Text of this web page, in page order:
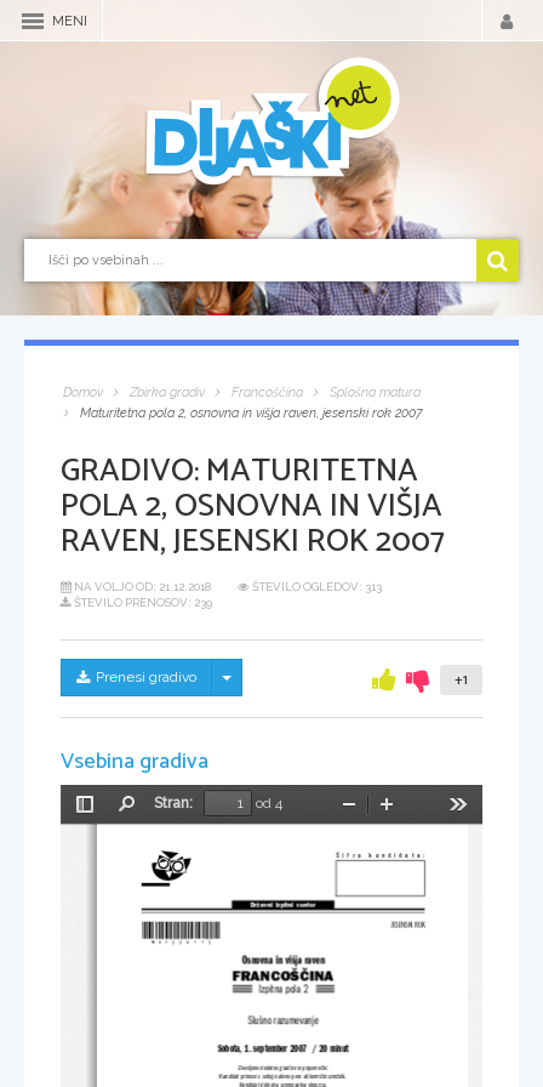
MENI
Domov Zbirka gradiv Francoščina
Splošna matura
Maturitetna pola 2, osnovna in višja raven, jesenski rok 2007
GRADIVO:MATURITETNA
POLA 2, OSNOVNA IN VIŠJA
RAVEN, JESENSKI ROK 2007
NA VOLJO OD: 21.12.2018
ŠTEVILO OGLEDOV: 313
ŠTEVILO PRENOSOV: 239
Prenesi gradivo Skrij/prikaži meni +1
Vsebina gradiva
Preklopi
Stran:
od 4
Pomanjšaj
Izpitna pola 2
Slušno razumevanje
Dovoljeno dodatno gradivo in pripomočki:
Kandidat prinese s seboj nalivno pero ali kemični svinčnik.
Kandidat dobi dva ocenjevalna obrazca.
FRANCOŠČINA
JESENSKI ROK
Sobota, 1. september 2007  / 20 minut
Osnovna in višja raven
Državni  izpitni  center
Šifra  kandidata: